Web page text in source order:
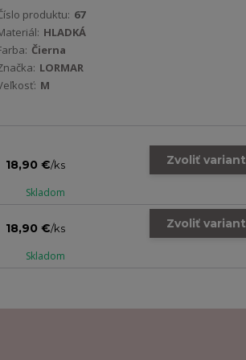
produktu: 67
HLADKÁ
Čierna
LORMAR
M
18,90 €/ks
Skladom
Zvoliť variant
18,90 €/ks
Skladom
Zvoliť variant